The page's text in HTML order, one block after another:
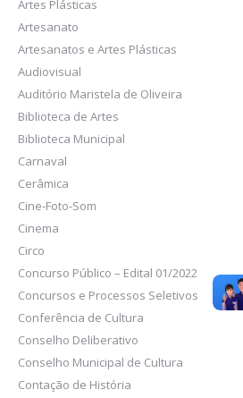
Artes Plásticas
Artesanato
Artesanatos e Artes Plásticas
Audiovisual
Auditório Maristela de Oliveira
Biblioteca de Artes
Biblioteca Municipal
Carnaval
Cerâmica
Cine-Foto-Som
Cinema
Circo
Concurso Público – Edital 01/2022
Concursos e Processos Seletivos
Conferência de Cultura
Conselho Deliberativo
Conselho Municipal de Cultura
Contação de História